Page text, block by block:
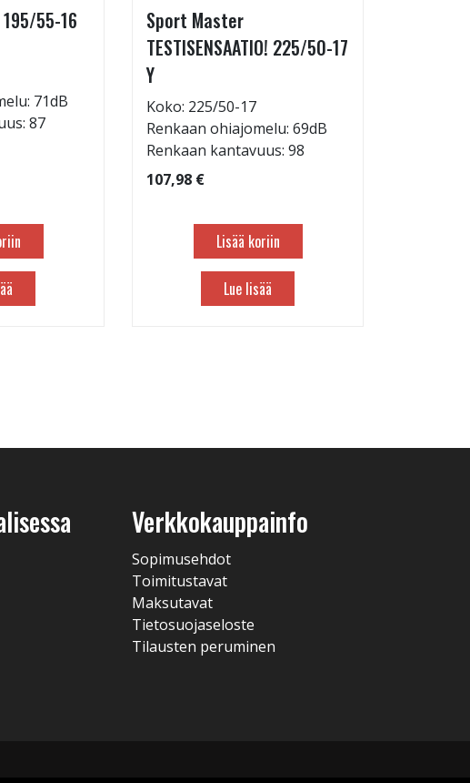
55-16
71dB
87
Sport Master
TESTISENSAATIO! 225/50-17
Y
Koko: 225/50-17
Renkaan ohiajomelu: 69dB
Renkaan kantavuus: 98
107,98 €
Lisää koriin
Lue lisää
Verkkokauppainfo
Sopimusehdot
Toimitustavat
Maksutavat
Tietosuojaseloste
Tilausten peruminen